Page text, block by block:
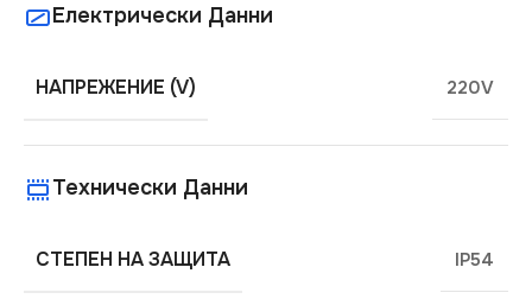
Електрически Данни
НАПРЕЖЕНИЕ (V) 220V
Технически Данни
СТЕПЕН НА ЗАЩИТА IP54